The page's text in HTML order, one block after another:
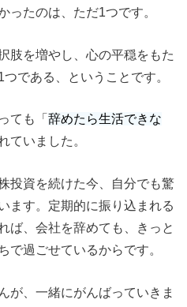
ったのは、ただ1つです。
肢を増やし、心の平穏をもた
である、ということです。
ても「 辞めたら生活できな
ていました。
投資を続けた今、自分でも驚
ます。定期的に振り込まれる
ば、会社を辞めても、きっと
で過ごせているからです。
が、一緒にがんばっていきま